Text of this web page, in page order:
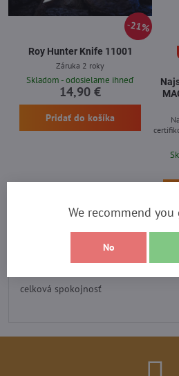
21%
Roy Hunter Knife 11001
Záruka 2 roky
Skladom - odosielame ihneď
14,90 €
Pridať do košíka
Recenzia heureka
celková spokojnosť
We recommend you
No